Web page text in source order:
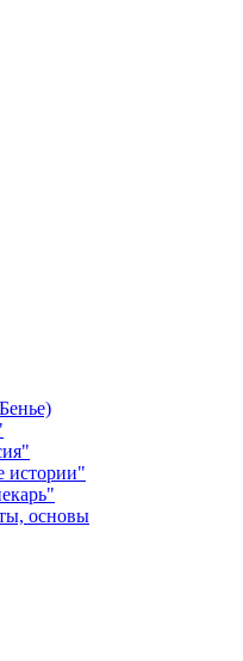
истории"
основы